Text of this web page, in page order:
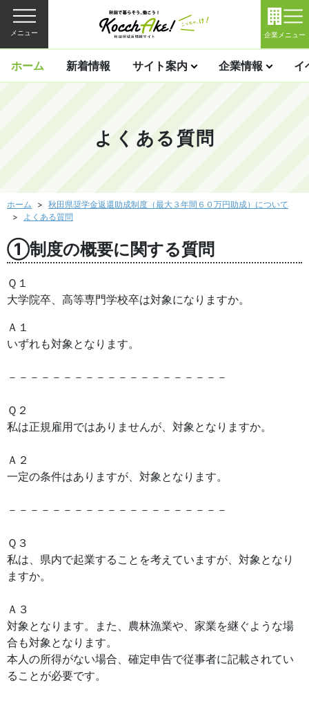
メニュー 企業メニュー
ホーム 新着情報 サイト案内 企業情報 イ
よくある質問
ホーム
秋田県奨学金返還助成制度（最大３年間６０万円助成）について
よくある質問
①制度の概要に関する質問
Ｑ１
大学院卒、高等専門学校卒は対象になりますか。
Ａ１
いずれも対象となります。
－－－－－－－－－－－－－－－－－－－－
Ｑ２
私は正規雇用ではありませんが、対象となりますか。
Ａ２
一定の条件はありますが、対象となります。
－－－－－－－－－－－－－－－－－－－－
Ｑ３
私は、県内で起業することを考えていますが、対象となり
ますか。
Ａ３
対象となります。また、農林漁業や、家業を継ぐような場
合も対象となります。
本人の所得がない場合、確定申告で従事者に記載されてい
ることが必要です。